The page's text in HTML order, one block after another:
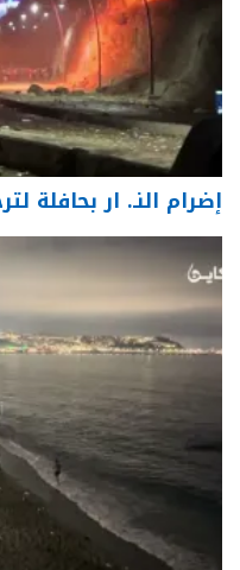
إضرام النـ. ار بحافلة